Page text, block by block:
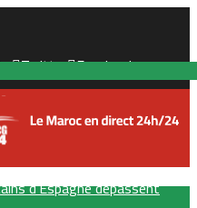
Twitter Facebook
d’Espagne dépassent